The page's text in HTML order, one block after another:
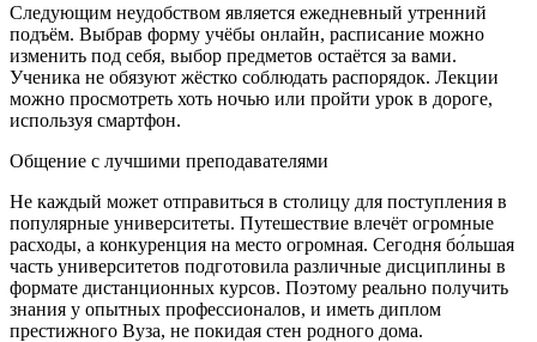
Следующим неудобством является ежедневный утренний
подъём. Выбрав форму учёбы онлайн, расписание можно
изменить под себя, выбор предметов остаётся за вами.
Ученика не обязуют жёстко соблюдать распорядок. Лекции
можно просмотреть хоть ночью или пройти урок в дороге,
используя смартфон.
Общение с лучшими преподавателями
Не каждый может отправиться в столицу для поступления в
популярные университеты. Путешествие влечёт огромные
расходы, а конкуренция на место огромная. Сегодня бо́льшая
часть университетов подготовила различные дисциплины в
формате дистанционных курсов. Поэтому реально получить
знания у опытных профессионалов, и иметь диплом
престижного Вуза, не покидая стен родного дома.